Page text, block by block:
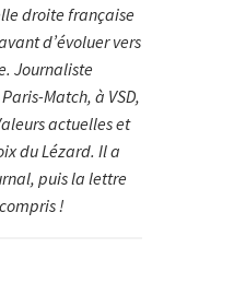
droite française
d’évoluer vers
Journaliste
Match, à VSD,
actuelles et
du Lézard. Il a
puis la lettre
!